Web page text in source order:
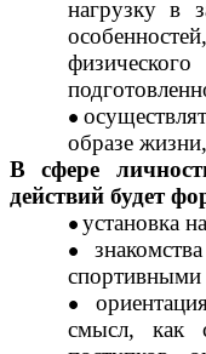
нагрузку в
образе
В сфере
действий будет
установка
спортивными
смысл, как